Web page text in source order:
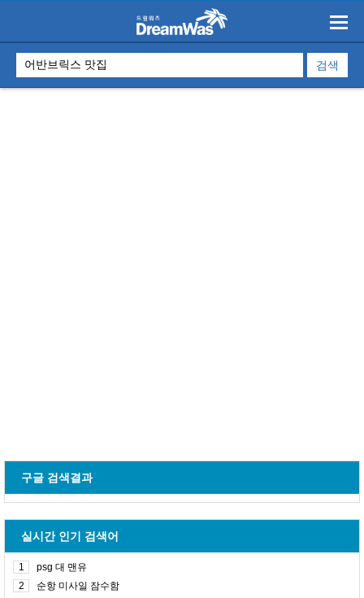
구글 검색결과
실시간 인기 검색어
1
psg 대 맨유
2
순항 미사일 잠수함